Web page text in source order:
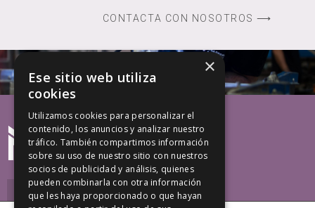
CONTACTA CON NOSOTROS ⟶
×
Ese sitio web utiliza
cookies
Utilizamos cookies para personalizar el
contenido, los anuncios y analizar nuestro
tráfico. También compartimos información
sobre su uso de nuestro sitio con nuestros
socios de publicidad y análisis, quienes
pueden combinarla con otra información
que les haya proporcionado o que hayan